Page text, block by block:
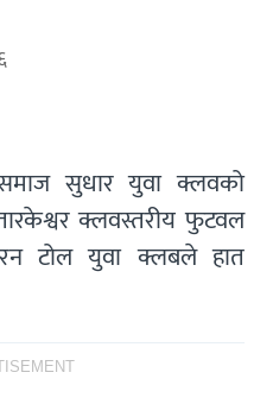
समाज सुधार युवा क्लवको
क्लवस्तरीय फुटवल
टोल युवा क्लबले हात